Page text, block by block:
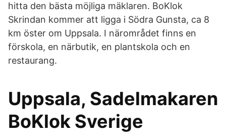
hitta den bästa möjliga mäklaren. BoKlok
Skrindan kommer att ligga i Södra Gunsta, ca 8
km öster om Uppsala. I närområdet finns en
förskola, en närbutik, en plantskola och en
restaurang.
Uppsala, Sadelmakaren
BoKlok Sverige